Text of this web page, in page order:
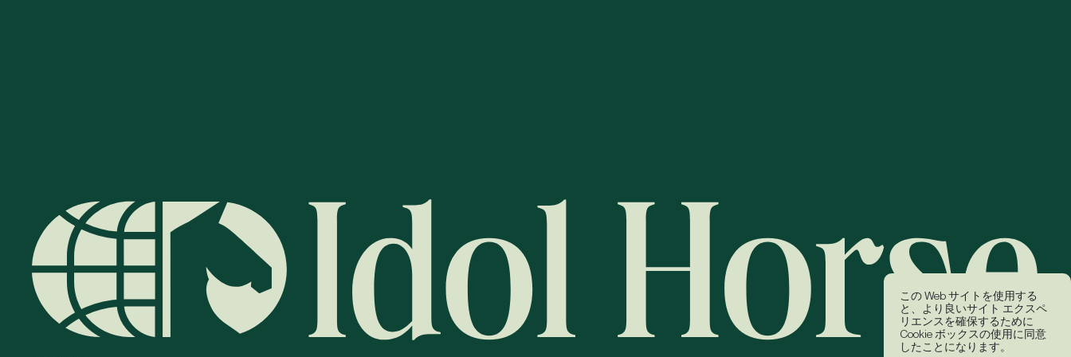
この Web サイトを使用する
と、より良いサイト エクスペ
リエンスを確保するために
Cookie ボックスの使用に同意
したことになります。